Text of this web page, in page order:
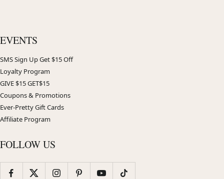
EVENTS
SMS Sign Up Get $15 Off
Loyalty Program
GIVE $15 GET$15
Coupons & Promotions
Ever-Pretty Gift Cards
Affiliate Program
FOLLOW US